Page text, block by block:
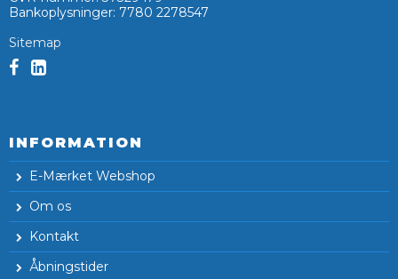
Bankoplysninger: 7780 2278547
Sitemap
INFORMATION
E-Mærket Webshop
Om os
Kontakt
Åbningstider